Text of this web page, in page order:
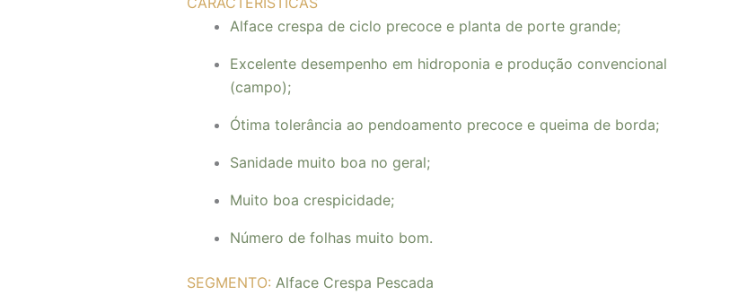
Alface crespa de ciclo precoce e planta de porte grande;
Excelente desempenho em hidroponia e produção convencional
(campo);
Ótima tolerância ao pendoamento precoce e queima de borda;
Sanidade muito boa no geral;
Muito boa crespicidade;
Número de folhas muito bom.
SEGMENTO: Alface Crespa Pescada